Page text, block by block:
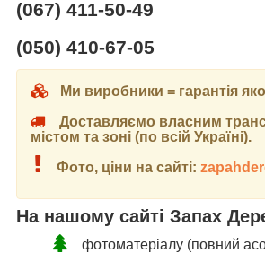
(067) 411-50-49
(050) 410-67-05
Ми виробники = гарантія
Доставляємо власним
містом та зоні (по всій Україні).
Фото, ціни на сайті:
На нашому сайті Запах
фотоматеріалу (повний